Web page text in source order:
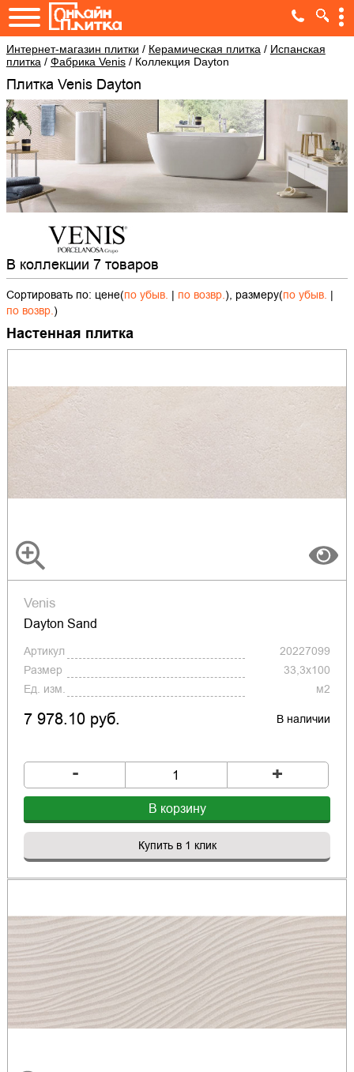
Интернет-магазин плитки / Керамическая плитка / Испанская
плитка / Фабрика Venis/ Коллекция Dayton
Плитка Venis Dayton
В коллекции 7 товаров
Сортировать по: цене(по убыв. | по возвр.), размеру(по убыв. |
по возвр.)
Настенная плитка
Venis
Dayton Sand
Артикул
20227099
Размер
33,3x100
Ед. изм.
м2
7 978.10 руб. В наличии
- +
В корзину
Купить в 1 клик